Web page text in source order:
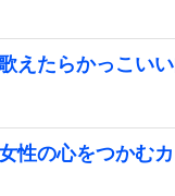
えたらかっこい
性の心をつかむ